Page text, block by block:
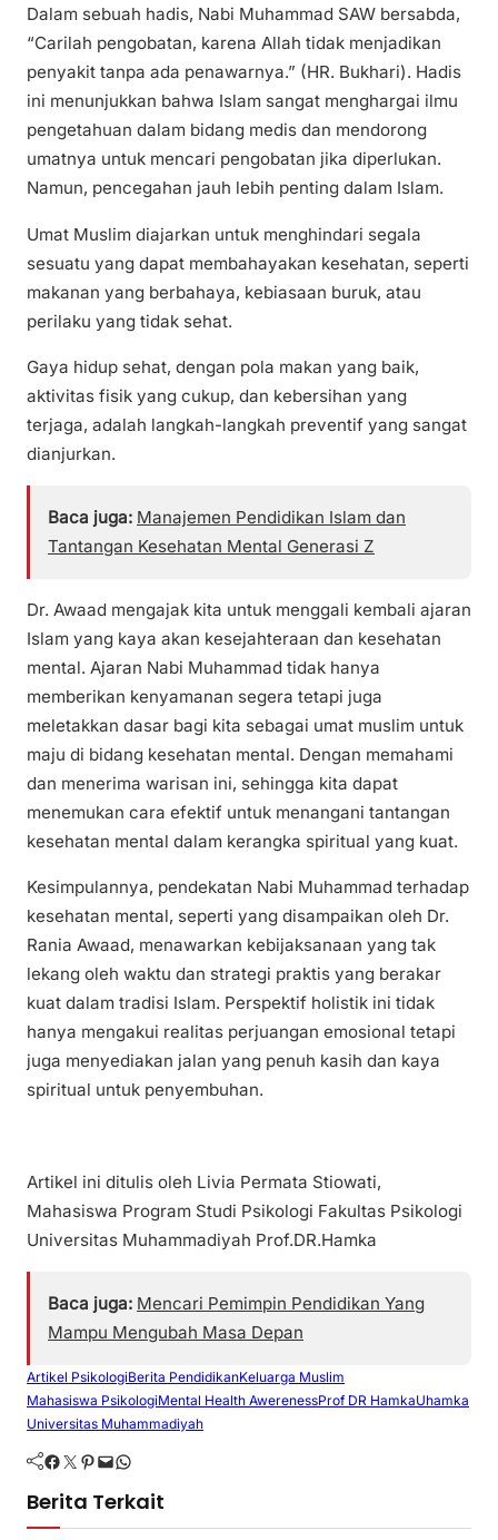
Dalam sebuah hadis, Nabi Muhammad SAW bersabda,
“Carilah pengobatan, karena Allah tidak menjadikan
penyakit tanpa ada penawarnya.” (HR. Bukhari). Hadis
ini menunjukkan bahwa Islam sangat menghargai ilmu
pengetahuan dalam bidang medis dan mendorong
umatnya untuk mencari pengobatan jika diperlukan.
Namun, pencegahan jauh lebih penting dalam Islam.
Umat Muslim diajarkan untuk menghindari segala
sesuatu yang dapat membahayakan kesehatan, seperti
makanan yang berbahaya, kebiasaan buruk, atau
perilaku yang tidak sehat.
Gaya hidup sehat, dengan pola makan yang baik,
aktivitas fisik yang cukup, dan kebersihan yang
terjaga, adalah langkah-langkah preventif yang sangat
dianjurkan.
Baca juga: Manajemen Pendidikan Islam dan
Tantangan Kesehatan Mental Generasi Z
Dr. Awaad mengajak kita untuk menggali kembali ajaran
Islam yang kaya akan kesejahteraan dan kesehatan
mental. Ajaran Nabi Muhammad tidak hanya
memberikan kenyamanan segera tetapi juga
meletakkan dasar bagi kita sebagai umat muslim untuk
maju di bidang kesehatan mental. Dengan memahami
dan menerima warisan ini, sehingga kita dapat
menemukan cara efektif untuk menangani tantangan
kesehatan mental dalam kerangka spiritual yang kuat.
Kesimpulannya, pendekatan Nabi Muhammad terhadap
kesehatan mental, seperti yang disampaikan oleh Dr.
Rania Awaad, menawarkan kebijaksanaan yang tak
lekang oleh waktu dan strategi praktis yang berakar
kuat dalam tradisi Islam. Perspektif holistik ini tidak
hanya mengakui realitas perjuangan emosional tetapi
juga menyediakan jalan yang penuh kasih dan kaya
spiritual untuk penyembuhan.
Artikel ini ditulis oleh Livia Permata Stiowati,
Mahasiswa Program Studi Psikologi Fakultas Psikologi
Universitas Muhammadiyah Prof.DR.Hamka
Baca juga: Mencari Pemimpin Pendidikan Yang
Mampu Mengubah Masa Depan
Artikel PsikologiBerita PendidikanKeluarga Muslim
Mahasiswa PsikologiMental Health AwerenessProf DR HamkaUhamka
Universitas Muhammadiyah
Facebook Twitter Pinterest Mail WhatsApp
Berita Terkait